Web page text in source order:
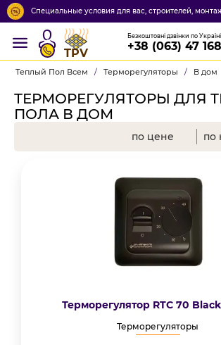
Специальные условия для вас, строителей,
TPV
Безкоштовні дзвінки по
+38 (063) 47
Теплый Пол Всем / Терморегуляторы / В дом
ТЕРМОРЕГУЛЯТОРЫ ДЛЯ
ПОЛА В ДОМ
по цене по
Терморегулятор RTC 70
Терморегуляторы